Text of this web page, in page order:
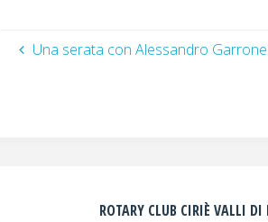
Una serata con Alessandro
ROTARY CLUB CIRIÈ VALLI DI